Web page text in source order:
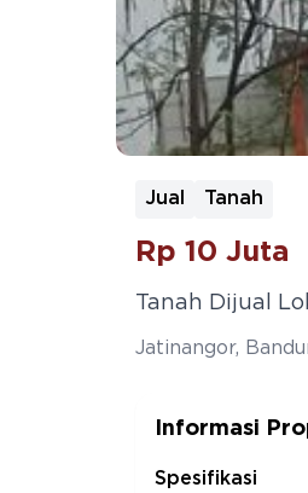
Jual Tanah
Rp 10 Juta
Tanah Dijual
Jatinangor,
Informasi
Spesifikasi